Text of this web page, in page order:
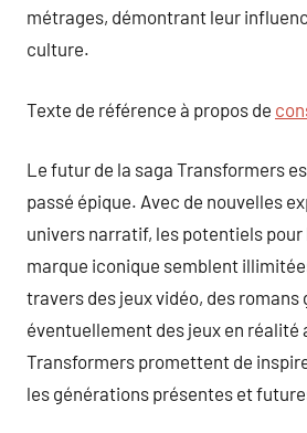
métrages, démontrant leur
culture.
Texte de référence à propos de
Le futur de la saga Transformers
passé épique. Avec de nouvelles
univers narratif, les potentiels pour
marque iconique semblent
travers des jeux vidéo, des romans
éventuellement des jeux en réalité
Transformers promettent de
les générations présentes et